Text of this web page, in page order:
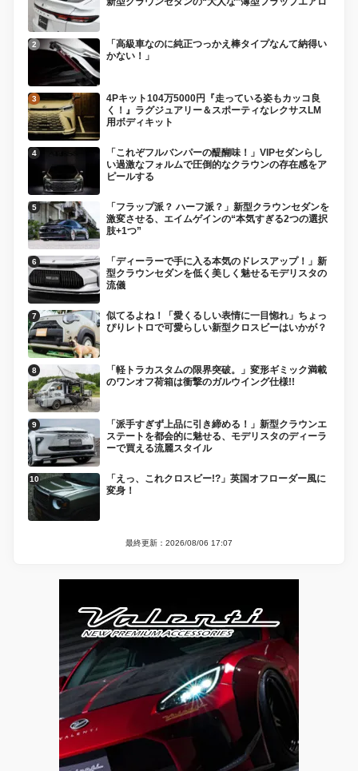
「高級車なのに純正つっかえ棒タイプなんて納得い
かない！」
4Pキット104万5000円『走っている姿もカッコ良
く！』ラグジュアリー＆スポーティなレクサスLM
用ボディキット
「これぞフルバンパーの醍醐味！」VIPセダンらし
い過激なフォルムで圧倒的なクラウンの存在感をア
ピールする
「フラップ派？ ハーフ派？」新型クラウンセダンを
激変させる、エイムゲインの“本気すぎる2つの選択
肢+1つ”
「ディーラーで手に入る本気のドレスアップ！」新
型クラウンセダンを低く美しく魅せるモデリスタの
流儀
似てるよね！「愛くるしい表情に一目惚れ」ちょっ
ぴりレトロで可愛らしい新型クロスビーはいかが？
「軽トラカスタムの限界突破。」変形ギミック満載
のワンオフ荷箱は衝撃のガルウイング仕様!!
「派手すぎず上品に引き締める！」新型クラウンエ
ステートを都会的に魅せる、モデリスタのディーラ
ーで買える流麗スタイル
「えっ、これクロスビー!?」英国オフローダー風に
変身！
最終更新：2026/08/06 17:07